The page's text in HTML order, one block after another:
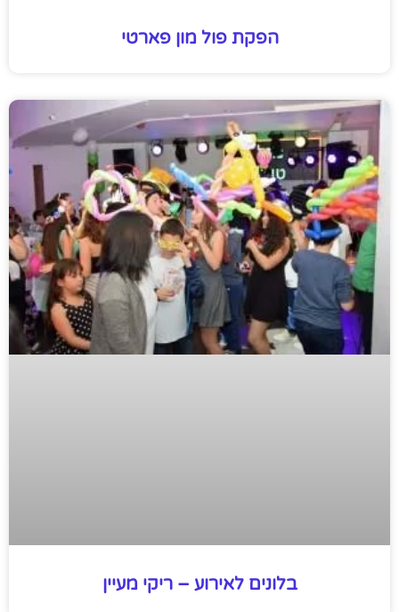
הפקת פול מון פארטי
בלונים לאירוע – ריקי מעיין